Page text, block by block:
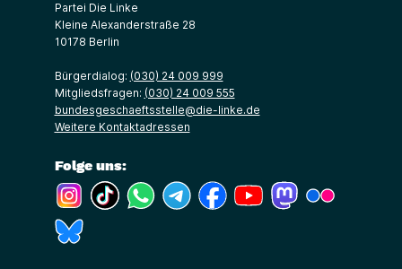
Partei Die Linke
Kleine Alexanderstraße 28
10178 Berlin
Bürgerdialog: (030) 24 009 999
Mitgliedsfragen: (030) 24 009 555
bundesgeschaeftsstelle@die-linke.de
Weitere Kontaktadressen
Folge uns:
(Link öffnet ein neues Fenster)
(Link öffnet ein neues Fenster)
(Link öffnet ein neues Fenster)
(Link öffnet ein neues Fenster)
(Link öffnet ein neues Fenster)
(Link öffnet ein neues
(Link öffnet ein